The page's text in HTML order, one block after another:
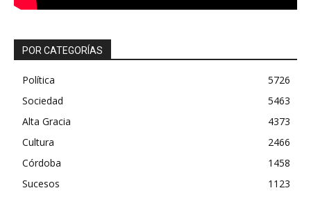
POR CATEGORÍAS
Política
5726
Sociedad
5463
Alta Gracia
4373
Cultura
2466
Córdoba
1458
Sucesos
1123